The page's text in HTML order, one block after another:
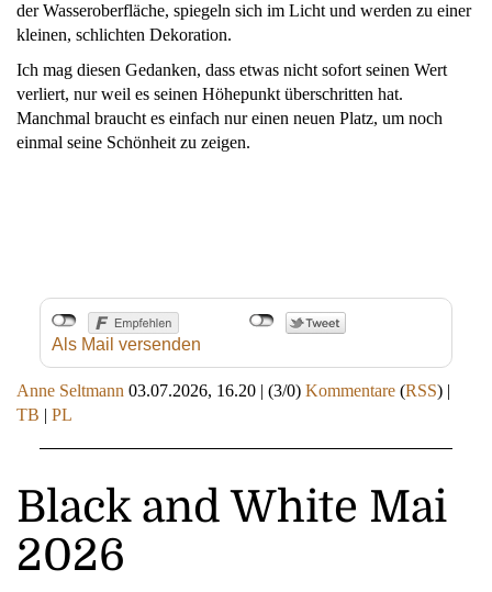
der Wasseroberfläche, spiegeln sich im Licht und werden zu einer
kleinen, schlichten Dekoration.
Ich mag diesen Gedanken, dass etwas nicht sofort seinen Wert
verliert, nur weil es seinen Höhepunkt überschritten hat.
Manchmal braucht es einfach nur einen neuen Platz, um noch
einmal seine Schönheit zu zeigen.
Als Mail versenden
Anne Seltmann 03.07.2026, 16.20 | (3/0) Kommentare (RSS) |
TB | PL
Black and White Mai
2026